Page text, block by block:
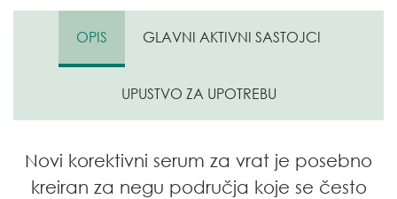
OPIS GLAVNI AKTIVNI SASTOJCI
UPUSTVO ZA UPOTREBU
Novi korektivni serum za vrat je posebno
kreiran za negu područja koje se često